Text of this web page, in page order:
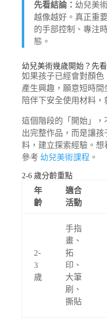
先看結論： 幼兒美
越像越好。真正重
的手部控制、專注
態。
幼兒美術幾歲開始？先
如果孩子已經會對顏
產生興趣，願意短時
陪伴下安全使用材料，
這個階段的「開始」
出完整作品，而是讓
料，建立探索經驗。
參考 幼兒美術課程 。
2-6 歲分齡重點
年
齡
適合
活動
2-
3
歲
手指
畫、
拓
印、
大筆
刷、
撕貼